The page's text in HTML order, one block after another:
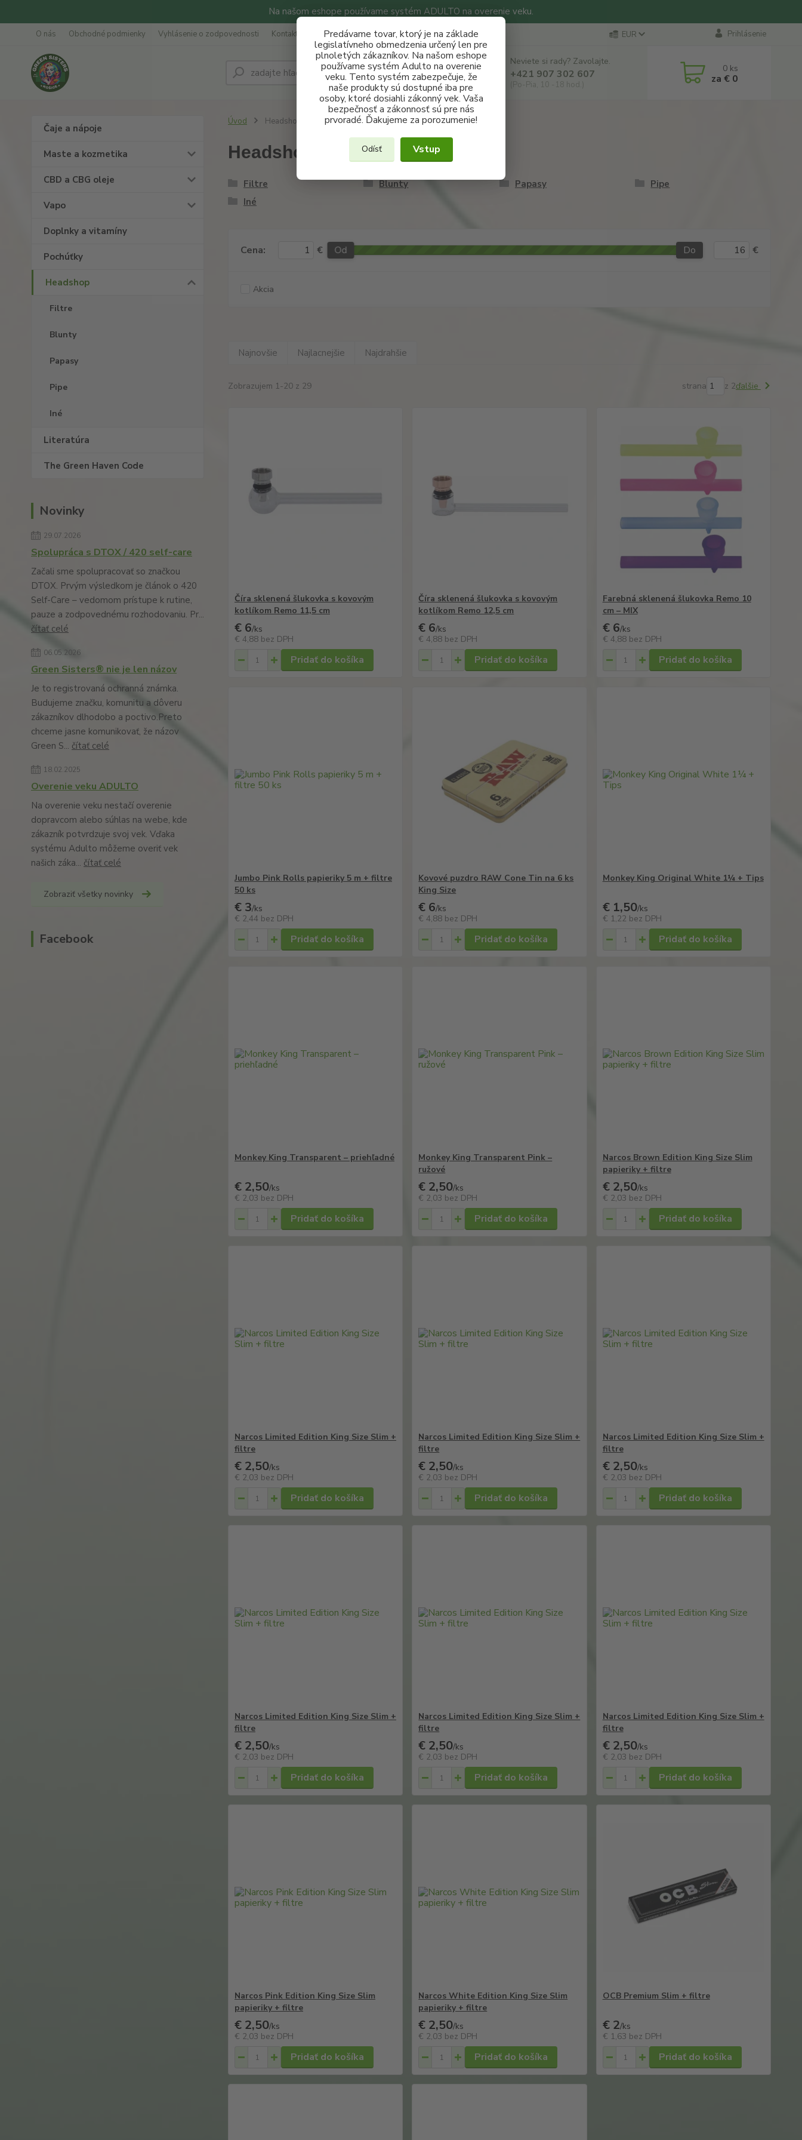
Na našom eshope používame systém ADULTO na overenie veku.
Predávame tovar, ktorý je na základe
legislatívneho obmedzenia určený len pre
plnoletých zákazníkov. Na našom eshope
používame systém Adulto na overenie
veku. Tento systém zabezpečuje, že
naše produkty sú dostupné iba pre
osoby, ktoré dosiahli zákonný vek. Vaša
bezpečnosť a zákonnosť sú pre nás
prvoradé. Ďakujeme za porozumenie!
Odísť Vstup
O nás Obchodné podmienky Vyhlásenie o zodpovednosti Kontakty Ochrana súkromia Konzultácie Blog EUR Prihlásenie
Hľadať
Neviete si rady? Zavolajte.
+421 907 302 607
(Po-Pia, 10 -18 hod.)
0 ks
za € 0
Čaje a nápoje
Maste a kozmetika
CBD a CBG oleje
Vapo
Doplnky a vitamíny
Pochúťky
Headshop
Filtre
Blunty
Papasy
Pipe
Iné
Literatúra
The Green Haven Code
Novinky
29.07.2026
Spolupráca s DTOX / 420 self-care
Začali sme spolupracovať so značkou
DTOX. Prvým výsledkom je článok o 420
Self-Care – vedomom prístupe k rutine,
pauze a zodpovednému rozhodovaniu. Pr...
čítať celé
06.05.2026
Green Sisters® nie je len názov
Je to registrovaná ochranná známka.
Budujeme značku, komunitu a dôveru
zákazníkov dlhodobo a poctivo.Preto
chceme jasne komunikovať, že názov
Green S... čítať celé
18.02.2025
Overenie veku ADULTO
Na overenie veku nestačí overenie
dopravcom alebo súhlas na webe, kde
zákazník potvrdzuje svoj vek. Vďaka
systému Adulto môžeme overiť vek
našich záka... čítať celé
Zobraziť všetky novinky
Facebook
Úvod Headshop
Headshop
Filtre Blunty Papasy
Pipe
Iné
Cena: € Od Do €
Akcia
Najnovšie Najlacnejšie Najdrahšie
Zobrazujem 1-20 z 29 strana z 2ďalšie
Číra sklenená šlukovka s kovovým
kotlíkom Remo 11,5 cm
€ 6/ks
€ 4,88 bez DPH
Pridať do košíka
Číra sklenená šlukovka s kovovým
kotlíkom Remo 12,5 cm
€ 6/ks
€ 4,88 bez DPH
Pridať do košíka
Farebná sklenená šlukovka Remo 10
cm – MIX
€ 6/ks
€ 4,88 bez DPH
Pridať do košíka
Jumbo Pink Rolls papieriky 5 m + filtre
50 ks
€ 3/ks
€ 2,44 bez DPH
Pridať do košíka
Kovové puzdro RAW Cone Tin na 6 ks
King Size
€ 6/ks
€ 4,88 bez DPH
Pridať do košíka
Monkey King Original White 1¼ + Tips
€ 1,50/ks
€ 1,22 bez DPH
Pridať do košíka
Monkey King Transparent – priehľadné
€ 2,50/ks
€ 2,03 bez DPH
Pridať do košíka
Monkey King Transparent Pink –
ružové
€ 2,50/ks
€ 2,03 bez DPH
Pridať do košíka
Narcos Brown Edition King Size Slim
papieriky + filtre
€ 2,50/ks
€ 2,03 bez DPH
Pridať do košíka
Narcos Limited Edition King Size Slim +
filtre
€ 2,50/ks
€ 2,03 bez DPH
Pridať do košíka
Narcos Limited Edition King Size Slim +
filtre
€ 2,50/ks
€ 2,03 bez DPH
Pridať do košíka
Narcos Limited Edition King Size Slim +
filtre
€ 2,50/ks
€ 2,03 bez DPH
Pridať do košíka
Narcos Limited Edition King Size Slim +
filtre
€ 2,50/ks
€ 2,03 bez DPH
Pridať do košíka
Narcos Limited Edition King Size Slim +
filtre
€ 2,50/ks
€ 2,03 bez DPH
Pridať do košíka
Narcos Limited Edition King Size Slim +
filtre
€ 2,50/ks
€ 2,03 bez DPH
Pridať do košíka
Narcos Pink Edition King Size Slim
papieriky + filtre
€ 2,50/ks
€ 2,03 bez DPH
Pridať do košíka
Narcos White Edition King Size Slim
papieriky + filtre
€ 2,50/ks
€ 2,03 bez DPH
Pridať do košíka
OCB Premium Slim + filtre
€ 2/ks
€ 1,63 bez DPH
Pridať do košíka